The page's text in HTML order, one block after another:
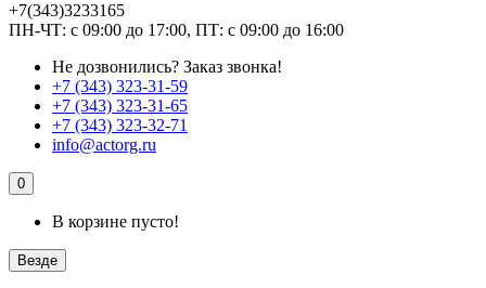
+7(343)3233165
ПН-ЧТ: с 09:00 до 17:00, ПТ: с 09:00 до 16:00
Не дозвонились? Заказ звонка!
+7 (343) 323-31-59
+7 (343) 323-31-65
+7 (343) 323-32-71
info@actorg.ru
0
В корзине пусто!
Везде